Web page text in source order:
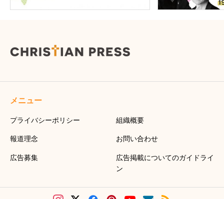
メニュー
プライバシーポリシー 組織概要
報道理念 お問い合わせ
広告募集
広告掲載についてのガイドライ
ン